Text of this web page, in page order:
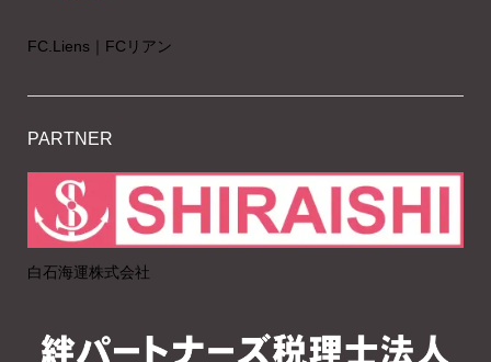
FC.Liens｜FCリアン
PARTNER
白石海運株式会社